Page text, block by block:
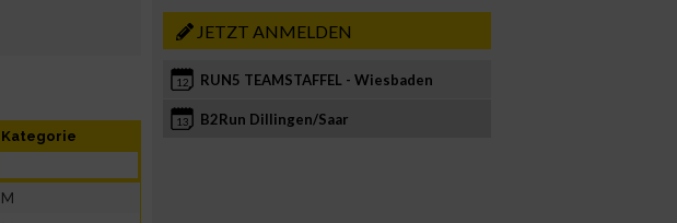
Kategorie
M
JETZT ANMELDEN
12 RUN5 TEAMSTAFFEL - Wiesbaden
13 B2Run Dillingen/Saar